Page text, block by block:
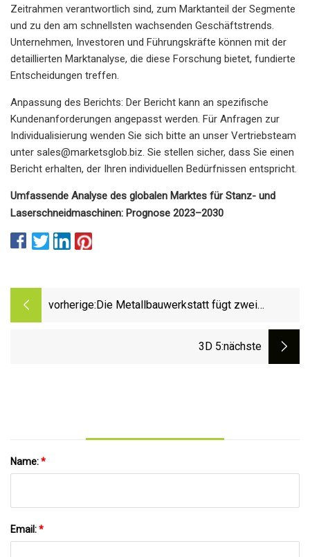
Zeitrahmen verantwortlich sind, zum Marktanteil der Segmente
und zu den am schnellsten wachsenden Geschäftstrends.
Unternehmen, Investoren und Führungskräfte können mit der
detaillierten Marktanalyse, die diese Forschung bietet, fundierte
Entscheidungen treffen.
Anpassung des Berichts: Der Bericht kann an spezifische
Kundenanforderungen angepasst werden. Für Anfragen zur
Individualisierung wenden Sie sich bitte an unser Vertriebsteam
unter sales@marketsglob.biz. Sie stellen sicher, dass Sie einen
Bericht erhalten, der Ihren individuellen Bedürfnissen entspricht.
Umfassende Analyse des globalen Marktes für Stanz- und
Laserschneidmaschinen: Prognose 2023–2030
vorherige: Die Metallbauwerkstatt fügt zwei
3D 5:nächste
Name:*
Email:*